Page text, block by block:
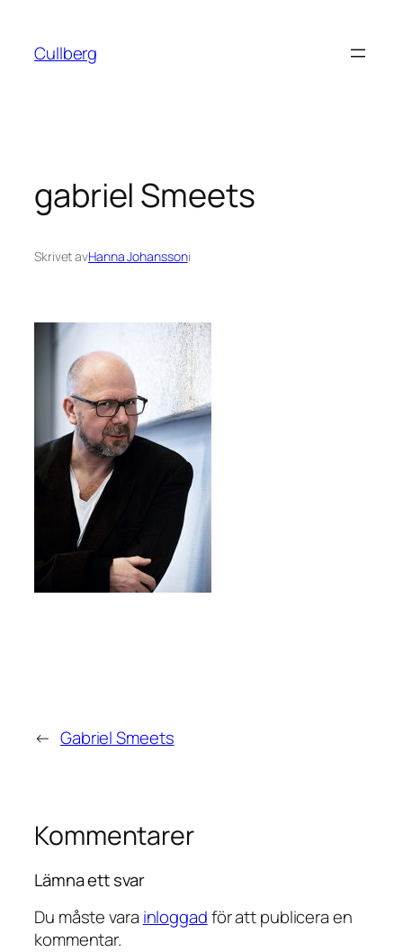
innehåll
Cullberg
gabriel Smeets
Skrivet avHanna Johanssoni
← Gabriel Smeets
Kommentarer
Lämna ett svar
Du måste vara inloggadför att publicera en
kommentar.